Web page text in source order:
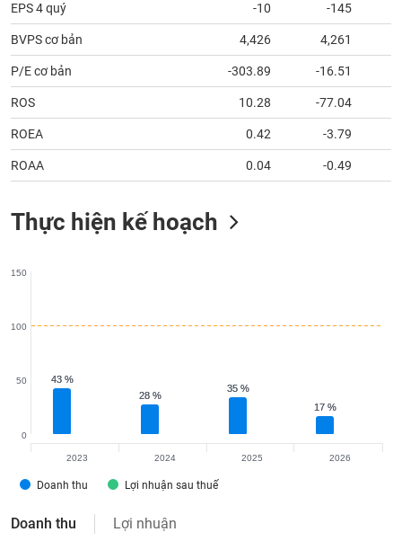
EPS 4 quý -10 -145
BVPS cơ bản 4,426 4,261
P/E cơ bản -303.89 -16.51
ROS 10.28 -77.04
ROEA 0.42 -3.79
ROAA 0.04 -0.49
Thực hiện kế hoạch
43 %
43 %
28 %
28 %
35 %
35 %
17 %
17 %
Doanh thu Lợi nhuận sau thuế
0
50
100
150
2023 2024 2025 2026
Doanh thu Lợi nhuận